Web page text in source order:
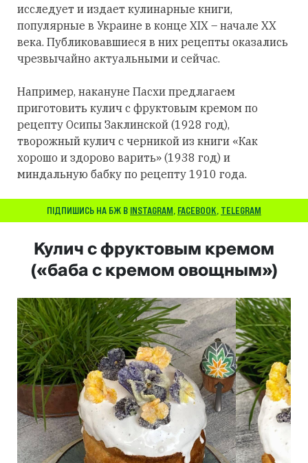
исследует и издает кулинарные книги,
популярные в Украине в конце XIX – начале XX
века. Публиковавшиеся в них рецепты оказались
чрезвычайно актуальными и сейчас.
Например, накануне Пасхи предлагаем
приготовить кулич с фруктовым кремом по
рецепту Осипы Заклинской (1928 год),
творожный кулич с черникой из книги «Как
хорошо и здорово варить» (1938 год) и
миндальную бабку по рецепту 1910 года.
ПІДПИШИСЬ НА БЖ В INSTAGRAM, FACEBOOK, TELEGRAM
Кулич с фруктовым кремом
(«баба с кремом овощным»)